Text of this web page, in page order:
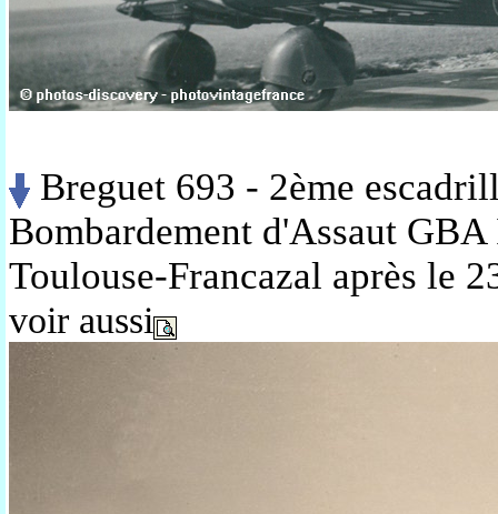
Breguet 693 - 2ème
Bombardement d'Assaut
Toulouse-Francazal après le
voir aussi